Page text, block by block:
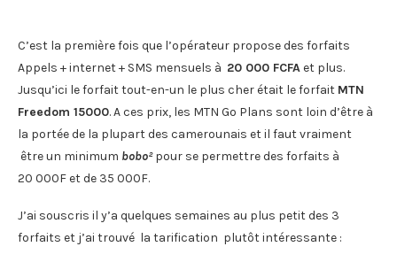
C’est la première fois que l’opérateur propose des forfaits
Appels + internet + SMS mensuels à 20 000 FCFAet plus.
Jusqu’ici le forfait tout-en-un le plus cher était le forfait MTN
Freedom 15000. A ces prix, les MTN Go Plans sont loin d’être à
la portée de la plupart des camerounais et il faut vraiment
être un minimum bobo²pour se permettre des forfaits à
20 000F et de 35 000F.
J’ai souscris il y’a quelques semaines au plus petit des 3
forfaits et j’ai trouvé la tarification plutôt intéressante :